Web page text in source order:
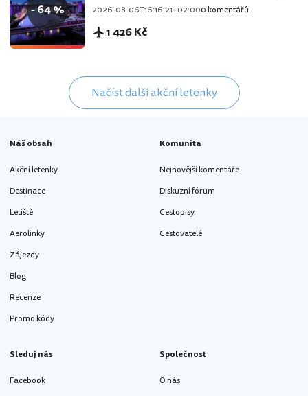
- 64 % 2026-08-06T16:16:21+02:000 komentářů
1 426 Kč
Načíst další akční letenky
Náš obsah
Akční letenky
Destinace
Letiště
Aerolinky
Zájezdy
Blog
Recenze
Promo kódy
Komunita
Nejnovější komentáře
Diskuzní fórum
Cestopisy
Cestovatelé
Sleduj nás
Facebook
Společnost
O nás